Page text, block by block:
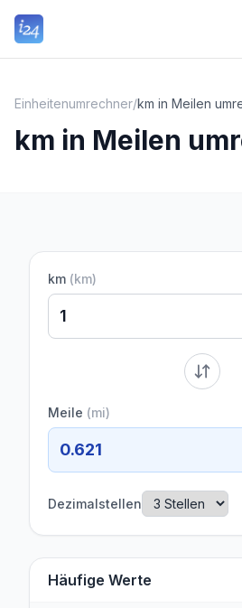
Einheitenumrechner/km in Meilen
km in Meilen
km (km)
Meile (mi)
0.621
Dezimalstellen
Häufige Werte